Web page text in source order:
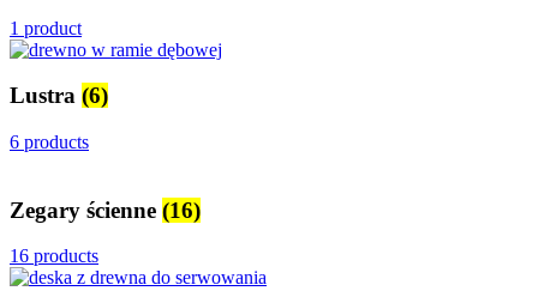
1 product
Lustra (6)
6 products
Zegary ścienne (16)
16 products